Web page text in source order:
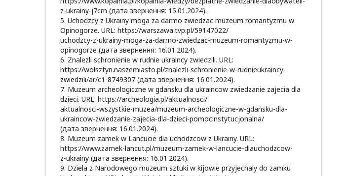
z-ukrainy-j7cm (дата звернення: 15.01.2024).
5. Uchodzcy z Ukrainy moga za darmo zwiedzac muzeum romantyzmu w
Opinogorze. URL: https://warszawa.tvp.pl/59147022/
uchodzcy-z-ukrainy-moga-za-darmo-zwiedzac-muzeum-romantyzmu-w-
opinogorze (дата звернення: 16.01.2024).
6. Znalezli schronienie w rudnie ukraincy zwiedzili. URL:
https://wolsztyn.naszemiasto.pl/znalezli-schronienie-w-rudnieukraincy-
zwiedzili/ar/c1-8749307 (дата звернення: 16.01.2024).
7. Muzeum archeologiczne w gdansku dla ukraincow zwiedzanie zajecia dla
dzieci. URL: https://archeologia.pl/aktualnosci/
aktualnosci-wszystkie-muzea/muzeum-archeologiczne-w-gdansku-dla-
ukraincow-zwiedzanie-zajecia-dla-dzieci-pomocinstytucjonalna/
(дата звернення: 16.01.2024).
8. Muzeum zamek w Lancucie dla uchodzcow z Ukrainy. URL:
https://www.zamek-lancut.pl/muzeum-zamek-w-lancucie-dlauchodzcow-
z-ukrainy (дата звернення: 16.01.2024).
9. Dziela z Narodowego muzeum sztuki w kijowie przyjechaly do zamku